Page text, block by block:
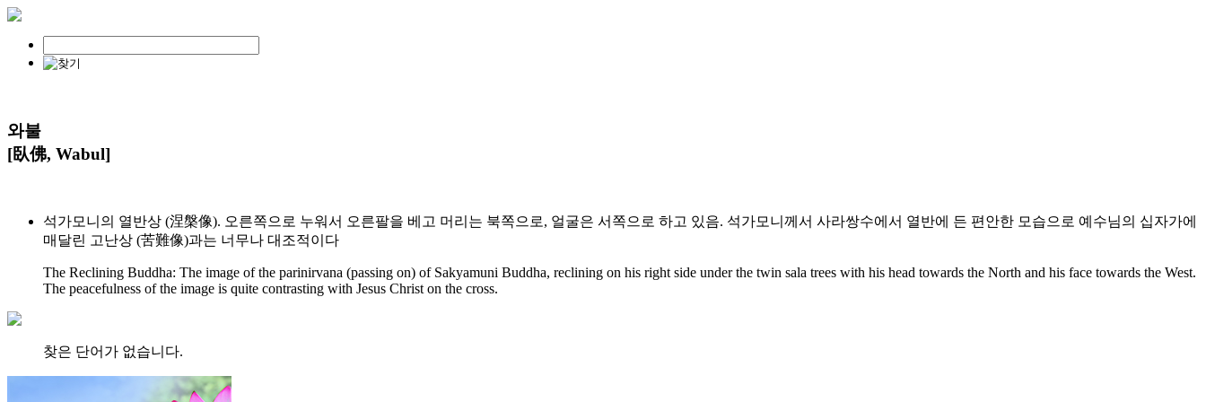
와불
[臥佛, Wabul]
석가모니의 열반상 (涅槃像). 오른쪽으로 누워서 오른팔을 베고 머리는 북쪽으로, 얼굴은 서쪽으로 하고 있음. 석가모니께서 사라쌍수에서 열반에 든 편안한 모습으로 예수님의 십자가에
매달린 고난상 (苦難像)과는 너무나 대조적이다
The Reclining Buddha: The image of the parinirvana (passing on) of Sakyamuni Buddha, reclining on his right side under the twin sala trees with his head towards the North and his face towards the West.
The peacefulness of the image is quite contrasting with Jesus Christ on the cross.
찾은 단어가 없습니다.